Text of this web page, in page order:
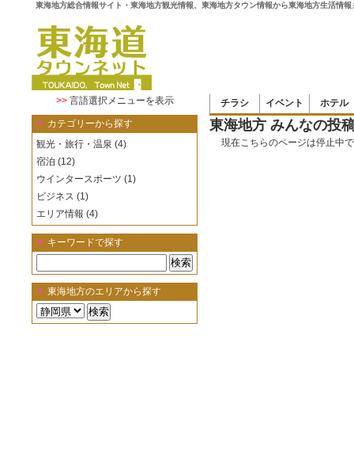
東海地方総合情報サイト・東海地方観光情報、東海地方タウン情報から東海地方生活情報
>>言語選択メニューを表示
▼ カテゴリーから探す
観光・旅行・温泉 (4)
宿泊 (12)
ウインタースポーツ (1)
ビジネス (1)
エリア情報 (4)
▼ キーワードで探す
▼ 東海地方のエリアから探す
チラシ イベント ホテル
東海地方 みんなの投
現在こちらのページは停止中